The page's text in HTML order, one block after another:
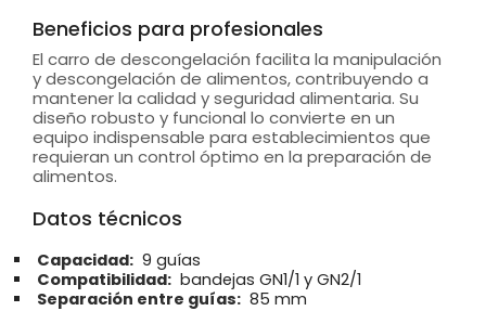
Beneficios para profesionales
El carro de descongelación facilita la manipulación
y descongelación de alimentos, contribuyendo a
mantener la calidad y seguridad alimentaria. Su
diseño robusto y funcional lo convierte en un
equipo indispensable para establecimientos que
requieran un control óptimo en la preparación de
alimentos.
Datos técnicos
Capacidad: 9 guías
Compatibilidad: bandejas GN1/1 y GN2/1
Separación entre guías: 85 mm